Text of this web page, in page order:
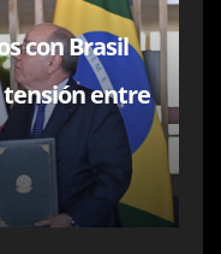
con Brasil
tensión entre